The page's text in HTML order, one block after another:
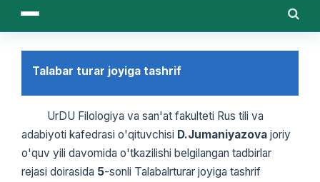
Talabar turar joyiga tashrif
UrDU Filologiya va san'at fakulteti Rus tili va
adabiyoti kafedrasi o'qituvchisi D.Jumaniyazova joriy
o'quv yili davomida o'tkazilishi belgilangan tadbirlar
rejasi doirasida 5-sonli Talabalrturar joyiga tashrif